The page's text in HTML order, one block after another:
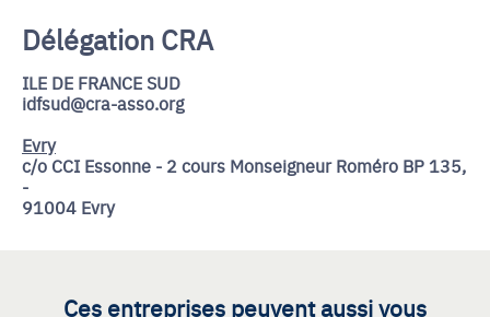
Délégation CRA
ILE DE FRANCE SUD
idfsud@cra-asso.org
Evry
c/o CCI Essonne - 2 cours Monseigneur Roméro BP 135,
-
91004 Evry
Ces entreprises peuvent aussi vous